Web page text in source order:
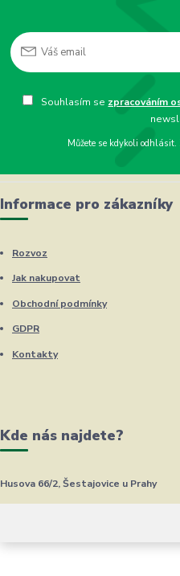
Souhlasím se zpracováním
Můžete se kdykoli
Informace pro zákazníky
Rozvoz
Jak nakupovat
Obchodní podmínky
GDPR
Kontakty
Kde nás najdete?
Husova 66/2, Šestajovice u Prahy